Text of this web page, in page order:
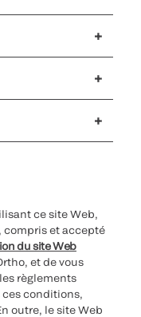
ce site Web,
compris et accepté
du site Web
et de vous
règlements
ces conditions,
outre, le site Web